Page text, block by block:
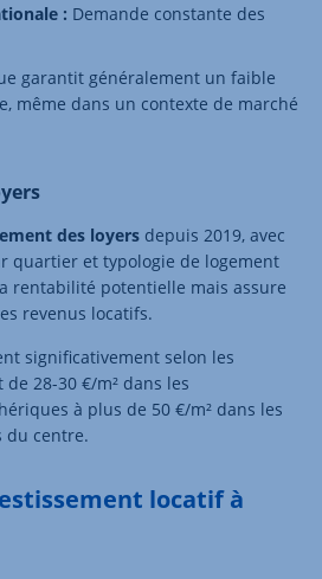
: Demande constante des
garantit généralement un faible
même dans un contexte de marché
des loyers depuis 2019, avec
quartier et typologie de logement
rentabilité potentielle mais assure
revenus locatifs.
significativement selon les
28-30 €/m² dans les
à plus de 50 €/m² dans les
du centre.
locatif à